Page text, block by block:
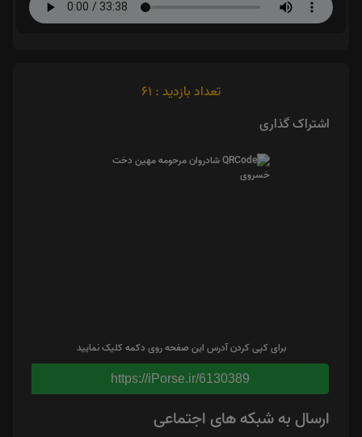
تعداد بازدید : 61
اشتراک گذاری
برای کپی کردن آدرس این صفحه روی دکمه کلیک نمایید
https://iPorse.ir/6130389
ارسال به شبکه های اجتماعی